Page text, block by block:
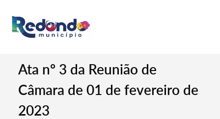
Ata nº 3 da Reunião de
Câmara de 01 de fevereiro de
2023